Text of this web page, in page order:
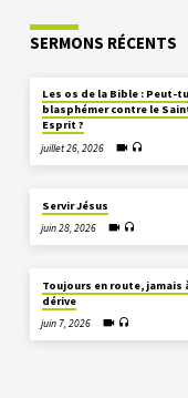
SERMONS RÉCENTS
Les os de la Bible : Peut-tu
blasphémer contre le
Esprit ?
juillet 26, 2026
Servir Jésus
juin 28, 2026
Toujours en route, jamais
dérive
juin 7, 2026